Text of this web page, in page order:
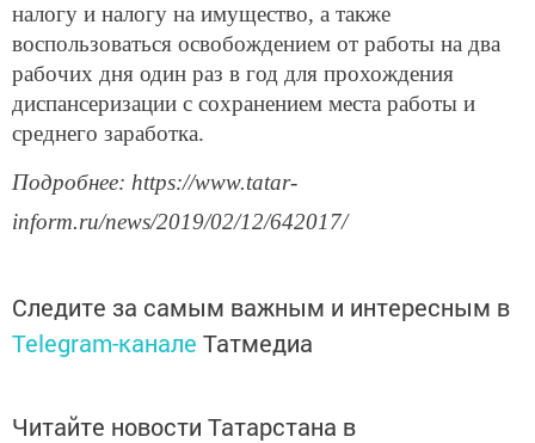
налогу и налогу на имущество, а также
воспользоваться освобождением от работы на два
рабочих дня один раз в год для прохождения
диспансеризации с сохранением места работы и
среднего заработка.
Подробнее: https://www.tatar-
inform.ru/news/2019/02/12/642017/
Следите за самым важным и интересным в
Telegram-канале Татмедиа
Читайте новости Татарстана в